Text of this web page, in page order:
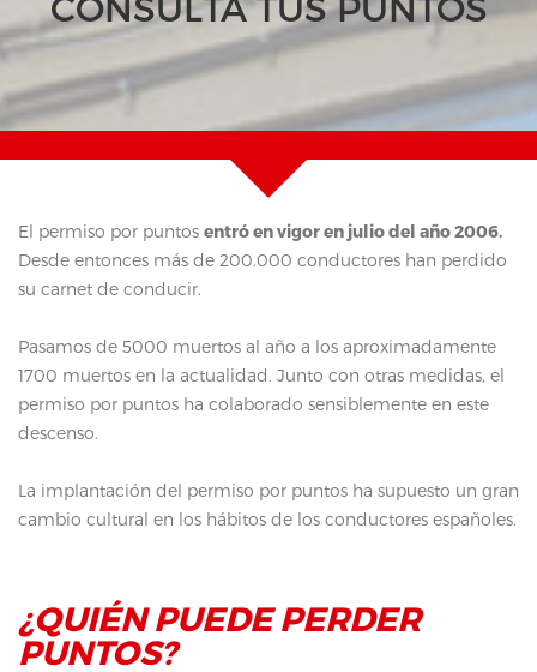
El permiso por puntos entró en vigor en julio del año 2006.
Desde entonces más de 200.000 conductores han perdido
su carnet de conducir.
Pasamos de 5000 muertos al año a los aproximadamente
1700 muertos en la actualidad. Junto con otras medidas, el
permiso por puntos ha colaborado sensiblemente en este
descenso.
La implantación del permiso por puntos ha supuesto un gran
cambio cultural en los hábitos de los conductores españoles.
¿QUIÉN PUEDE PERDER
PUNTOS?